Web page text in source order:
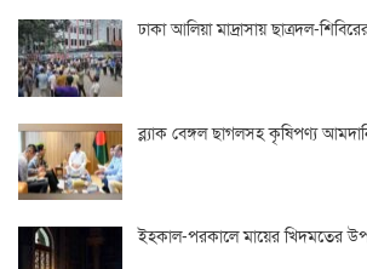
ঢাকা আলিয়া মাদ্রাসায় ছাত্রদল-
ব্ল্যাক বেঙ্গল ছাগলসহ কৃষিপণ্য
ইহকাল-পরকালে মায়ের খিদমতের